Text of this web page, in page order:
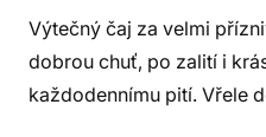
Výtečný čaj za velmi
dobrou chuť, po zalití i
každodennímu pití. Vřele